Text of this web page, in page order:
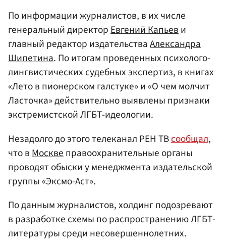
По информации журналистов, в их числе
генеральный директорЕвгений Капьеви
главный редактор издательстваАлександра
Шипетина. По итогам проведенных психолого-
лингвистических судебных экспертиз, в книгах
«Лето в пионерском галстуке» и «О чем молчит
Ласточка» действительно выявлены признаки
экстремистской ЛГБТ-идеологии.
Незадолго до этого телеканал РЕН ТВсообщал,
что в Москве правоохранительные органы
проводят обыски у менеджмента издательской
группы «Эксмо-Аст».
По данным журналистов, холдинг подозревают
в разработке схемы по распространению ЛГБТ-
литературы среди несовершеннолетних.